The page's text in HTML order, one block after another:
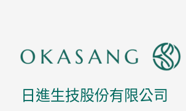
日進生技股份有限公司